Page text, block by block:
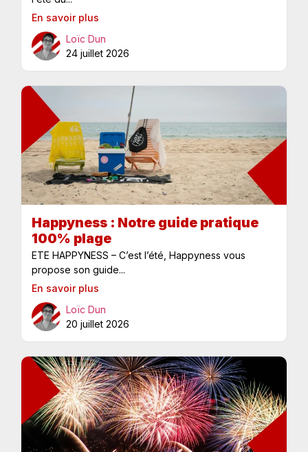
En savoir plus
Loïc Dun
24 juillet 2026
Happyness : Notre guide pratique
100% plage
ETE HAPPYNESS – C’est l’été, Happyness vous
propose son guide...
En savoir plus
Loïc Dun
20 juillet 2026